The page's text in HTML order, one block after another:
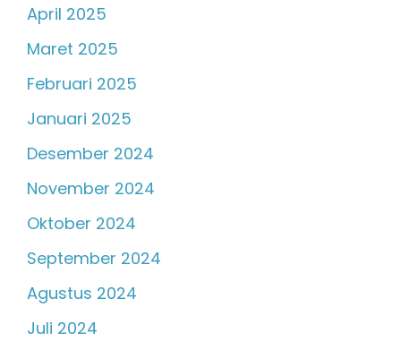
April 2025
Maret 2025
Februari 2025
Januari 2025
Desember 2024
November 2024
Oktober 2024
September 2024
Agustus 2024
Juli 2024